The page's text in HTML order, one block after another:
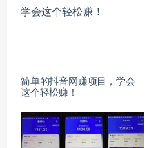
简单的抖音网赚项目，学会
这个轻松赚！